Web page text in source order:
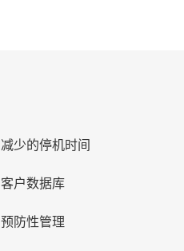
减少的停机时间
客户数据库
预防性管理